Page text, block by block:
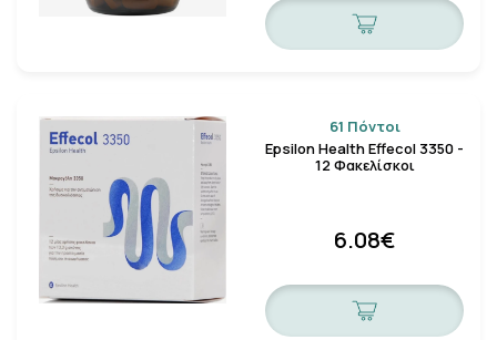
61 Πόντοι
Epsilon Health Effecol 3350 -
12 Φακελίσκοι
6.08€